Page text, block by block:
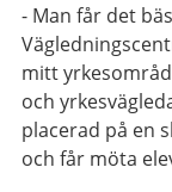
- Man får det
mitt
och
placerad på en
och får möta